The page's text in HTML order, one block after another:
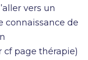
vers un
connaissance de
page thérapie)